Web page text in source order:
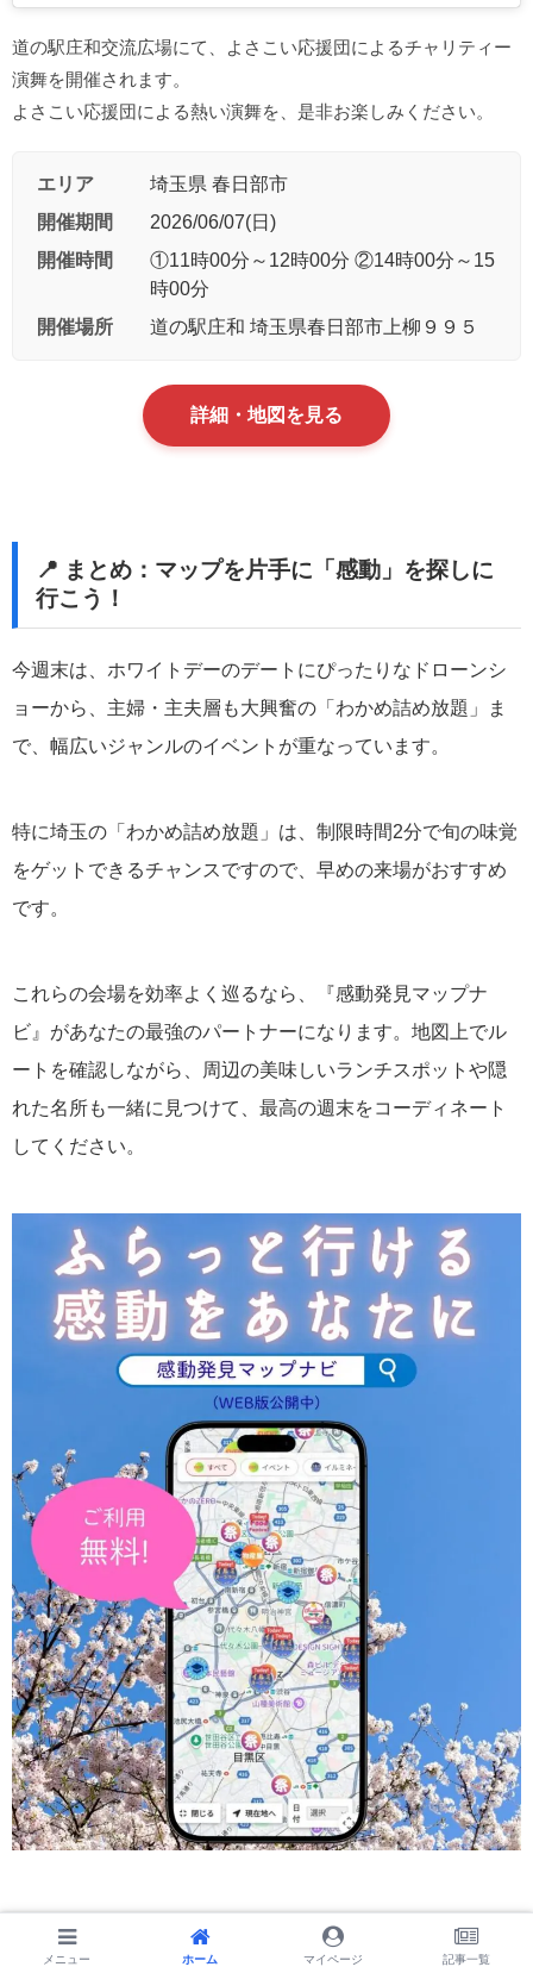
道の駅庄和交流広場にて、よさこい応援団によるチャリティー
演舞を開催されます。
よさこい応援団による熱い演舞を、是非お楽しみください。
エリア
埼玉県 春日部市
開催期間
2026/06/07(日)
開催時間
①11時00分～12時00分 ②14時00分～15
時00分
開催場所
道の駅庄和 埼玉県春日部市上柳９９５
詳細・地図を見る
📍 まとめ：マップを片手に「感動」を探しに
行こう！
今週末は、ホワイトデーのデートにぴったりなドローンシ
ョーから、主婦・主夫層も大興奮の「わかめ詰め放題」ま
で、幅広いジャンルのイベントが重なっています。
特に埼玉の「わかめ詰め放題」は、制限時間2分で旬の味覚
をゲットできるチャンスですので、早めの来場がおすすめ
です。
これらの会場を効率よく巡るなら、『感動発見マップナ
ビ』 があなたの最強のパートナーになります。地図上でル
ートを確認しながら、周辺の美味しいランチスポットや隠
れた名所も一緒に見つけて、最高の週末をコーディネート
してください。
メニュー トップ サイドバー
メニュー ホーム マイページ 記事一覧